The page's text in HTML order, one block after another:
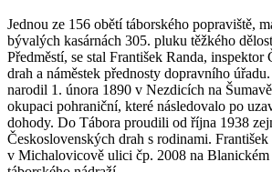
Jednou ze 156 obětí táborského popraviště,
bývalých kasárnách 305. pluku těžkého
Předměstí, se stal František Randa, inspektor
drah a náměstek přednosty dopravního
narodil 1. února 1890 v Nezdicích na
okupaci pohraniční, které následovalo po
dohody. Do Tábora proudili od října 1938
Československých drah s rodinami.
v Michalovicově ulici čp. 2008 na Blanickém